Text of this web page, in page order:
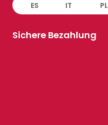
ES IT PL
Sichere Bezahlung